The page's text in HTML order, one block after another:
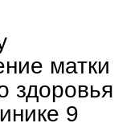
матки
здоровья
9